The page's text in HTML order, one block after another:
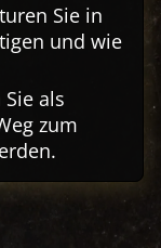
Sie in
und wie
als
zum